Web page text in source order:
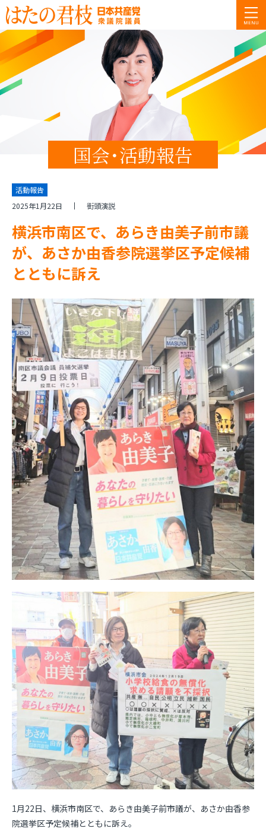
国会･活動報告
活動報告
2025年1月22日
街頭演説
横浜市南区で、あらき由美子前市議
が、あさか由香参院選挙区予定候補
とともに訴え
1月22日、横浜市南区で、あらき由美子前市議が、あさか由香参
院選挙区予定候補とともに訴え。